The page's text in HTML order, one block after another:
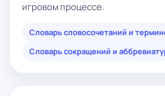
игровом процессе.
Словарь словосочетаний и
Словарь сокращений и